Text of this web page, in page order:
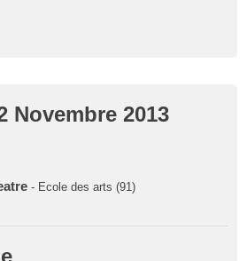
Novembre 2013
- Ecole des arts (91)